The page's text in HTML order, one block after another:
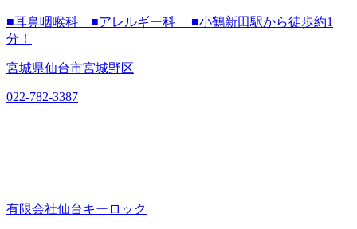
■耳鼻咽喉科 ■アレルギー科 ■小鶴新田駅から徒歩約1
分！
宮城県仙台市宮城野区
022-782-3387
有限会社仙台キーロック